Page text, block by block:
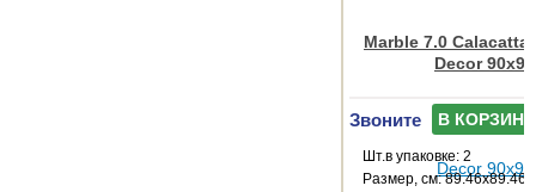
Marble 7.0 Calacatta
Decor 90x90
Звоните В КОРЗИНУ
Шт.в упаковке: 2
Размер, см: 89.46x89.46